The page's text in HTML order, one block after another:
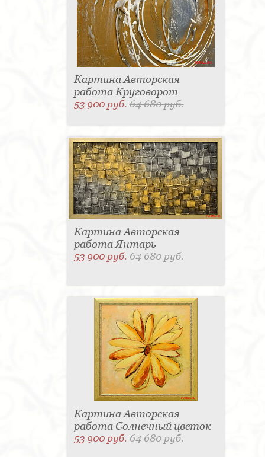
Картина Авторская
работа Круговорот
53 900 руб.64 680 руб.
Картина Авторская
работа Янтарь
53 900 руб.64 680 руб.
Картина Авторская
работа Солнечный цветок
53 900 руб.64 680 руб.